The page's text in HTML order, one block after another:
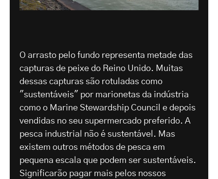
O arrasto pelo fundo representa metade das
capturas de peixe do Reino Unido. Muitas
dessas capturas são rotuladas como
"sustentáveis" por marionetas da indústria
como o Marine Stewardship Council e depois
vendidas no seu supermercado preferido. A
pesca industrial não é sustentável. Mas
existem outros métodos de pesca em
pequena escala que podem ser sustentáveis.
Significarão pagar mais pelos nossos